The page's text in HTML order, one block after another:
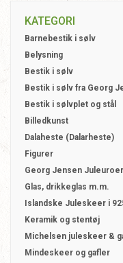
KATEGORI
Barnebestik i sølv
Belysning
Bestik i sølv
Bestik i sølv fra Georg
Bestik i sølvplet og stål
Billedkunst
Dalaheste (Dalarheste)
Figurer
Georg Jensen
Glas, drikkeglas m.m.
Islandske Juleskeer i
Keramik og stentøj
Michelsen juleskeer &
Mindeskeer og gafler